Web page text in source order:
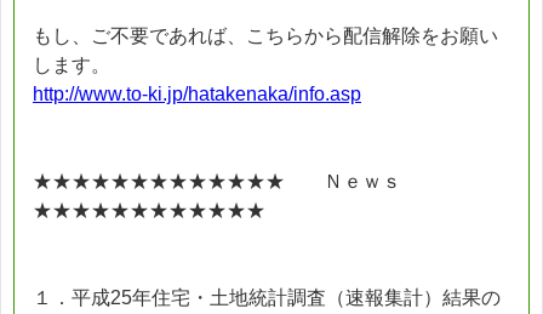
もし、ご不要であれば、こちらから配信解除をお願い
します。
http://www.to-ki.jp/hatakenaka/info.asp
★★★★★★★★★★★★★ Ｎｅｗｓ
★★★★★★★★★★★★
１．平成25年住宅・土地統計調査（速報集計）結果の